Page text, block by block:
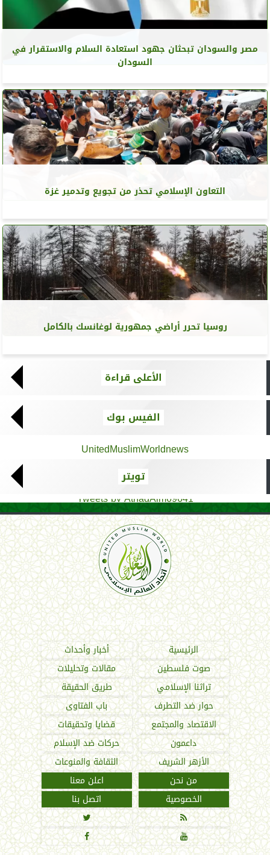
مصر والسودان تبحثان جهود استعادة السلام والاستقرار في
السودان
التعاون الإسلامي تحذر من تجويع وتدمير غزة
روسيا تحرر أراضي جمهورية لوغانسك بالكامل
الأعلى قراءة
الفيس بوك
UnitedMuslimWorldnews
تويتر
Tweets by AthadAlm69641
اتحاد العالم الإسلامي
الرئيسية
أخبار وأحداث
صوت فلسطين
مقالات وتحليلات
تراثنا الإسلامي
طريق الحقيقة
حوار ضد التطرف
باب الفتاوى
الاقتصاد والمجتمع
قضايا وتحقيقات
داعمون
حركات ضد الإسلام
الأزهر الشريف
الثقافة والمنوعات
من نحن
اعلن معنا
الخصوصية
اتصل بنا



